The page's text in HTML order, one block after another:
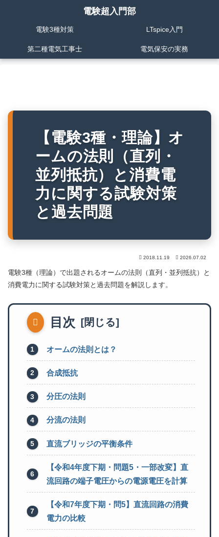
電験超入門部
電験3種対策 LTspice入門
第二種電気工事士 電気保安の実務
【電験3種・理論】オ
ームの法則（直列・
並列抵抗）と消費電
力に関する試験対策
と過去問題
2018.11.19 2026.07.02
電験3種（理論）で出題されるオームの法則（直列・並列抵抗）と
消費電力に関する試験対策と過去問題を解説します。
目次
オームの法則とは？
合成抵抗
分圧の法則
分流の法則
直流ブリッジの平衡条件
【令和4年度下期・問題5・一部改変】直
流回路の端子電圧からの電源電圧を計算
【令和7年度下期・問5】直流回路の消費
電力の比較